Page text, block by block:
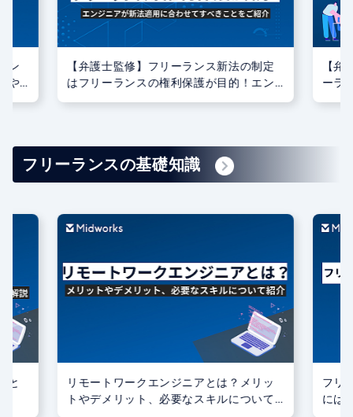
定
ン
【弁護士監修】エンジニアの副業はフリ
ーランス新法の適用対象になる！契約の
【弁
値は
フリーランスの基礎知識
ッ
フリーランスのイラストレーターになる
には？準備や案件獲得方法も詳しく紹介
フリ
は？